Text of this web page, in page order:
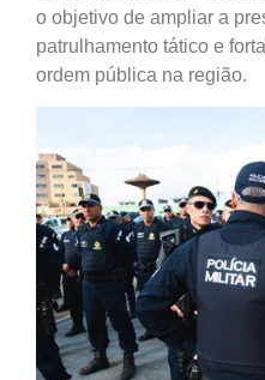
o objetivo de ampliar a
patrulhamento tático e
ordem pública na região.